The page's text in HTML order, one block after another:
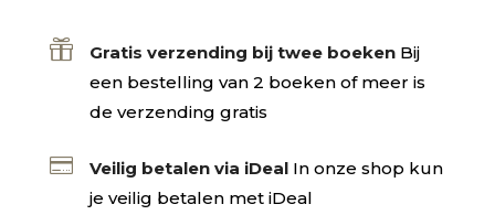
 Gratis verzending bij twee boeken Bij
een bestelling van 2 boeken of meer is
de verzending gratis
 Veilig betalen via iDeal In onze shop kun
je veilig betalen met iDeal